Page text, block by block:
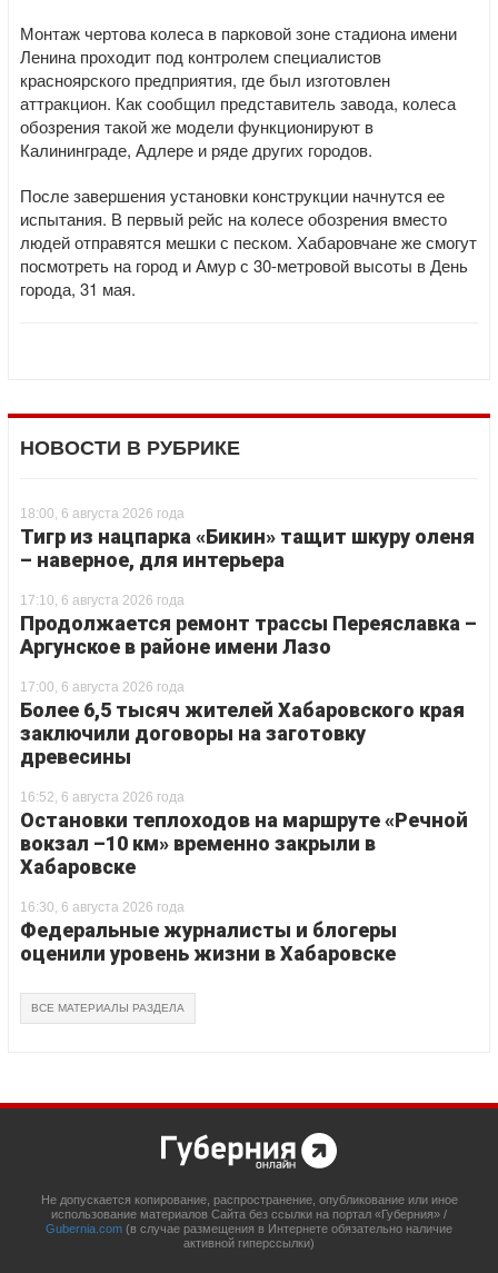
Монтаж чертова колеса в парковой зоне стадиона имени
Ленина проходит под контролем специалистов
красноярского предприятия, где был изготовлен
аттракцион. Как сообщил представитель завода, колеса
обозрения такой же модели функционируют в
Калининграде, Адлере и ряде других городов.
После завершения установки конструкции начнутся ее
испытания. В первый рейс на колесе обозрения вместо
людей отправятся мешки с песком. Хабаровчане же смогут
посмотреть на город и Амур с 30-метровой высоты в День
города, 31 мая.
НОВОСТИ В РУБРИКЕ
18:00, 6 августа 2026 года
Тигр из нацпарка «Бикин» тащит шкуру оленя
– наверное, для интерьера
17:10, 6 августа 2026 года
Продолжается ремонт трассы Переяславка –
Аргунское в районе имени Лазо
17:00, 6 августа 2026 года
Более 6,5 тысяч жителей Хабаровского края
заключили договоры на заготовку
древесины
16:52, 6 августа 2026 года
Остановки теплоходов на маршруте «Речной
вокзал –10 км» временно закрыли в
Хабаровске
16:30, 6 августа 2026 года
Федеральные журналисты и блогеры
оценили уровень жизни в Хабаровске
ВСЕ МАТЕРИАЛЫ РАЗДЕЛА
Не допускается копирование, распространение, опубликование или иное
использование материалов Сайта без ссылки на портал «Губерния» /
Gubernia.com (в случае размещения в Интернете обязательно наличие
активной гиперссылки)